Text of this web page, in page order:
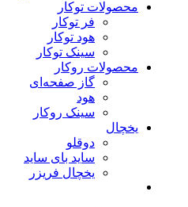
محصولات توکار
فر توکار
هود توکار
سینک توکار
محصولات روکار
گاز صفحه‌ای
هود
سینک روکار
یخچال
دوقلو
ساید بای ساید
یخچال فریزر